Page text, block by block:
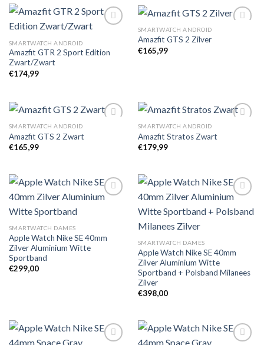
Toevoegen
SMARTWATCH ANDROID
Amazfit GTR 2 Sport Edition
Zwart/Zwart
€174,99
SMARTWATCH ANDROID
Amazfit GTS 2 Zilver
€165,99
SMARTWATCH ANDROID
Amazfit GTS 2 Zwart
€165,99
SMARTWATCH ANDROID
Amazfit Stratos Zwart
€179,99
verlanglijst
SMARTWATCH DAMES
Apple Watch Nike SE 40mm
Zilver Aluminium Witte
Sportband
€299,00
SMARTWATCH DAMES
Apple Watch Nike SE 40mm
Zilver Aluminium Witte
Sportband + Polsband Milanees
Zilver
€398,00